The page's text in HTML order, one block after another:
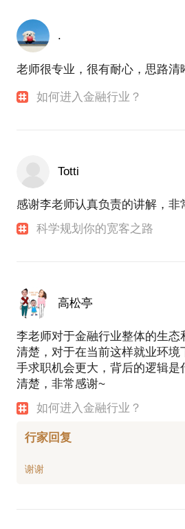
3. 规划量化策略开发路径；
4. 解答量化模型开发和实盘交易
PS.在选择与我见面前，请把你
竟一小时的谈话只能解决一个小
* 评估创业idea的可行性；
* 完善智能投顾整体方案；
* 解答智能投顾核心功能模块的
* 结合互联网金融、金融科技公
投顾产品；
率。期待与你的见面。
智能投顾搭了人工智能和金融科
.
老师很专业，很有耐心，思路清
如何进入金融行业？
Totti
感谢李老师认真负责的讲解，非
科学规划你的宽客之路
高松亭
李老师对于金融行业整体的生态
清楚，对于在当前这样就业环境
手求职机会更大，背后的逻辑是
清楚，非常感谢~
如何进入金融行业？
行家回复